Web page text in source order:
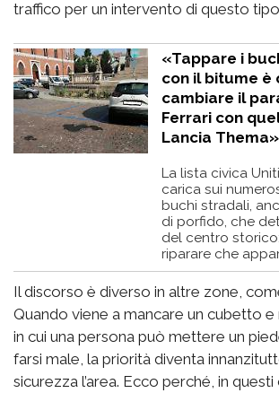
traffico per un intervento di questo
«Tappare i
con il bitume è
cambiare il
Ferrari con
Lancia Thema»
La lista civica
carica sui
buchi stradali,
di porfido, che
del centro
riparare che
Il discorso è diverso in altre zone,
Quando viene a mancare un cubetto e
in cui una persona può mettere un
farsi male, la priorità diventa
sicurezza l’area. Ecco perché, in questi